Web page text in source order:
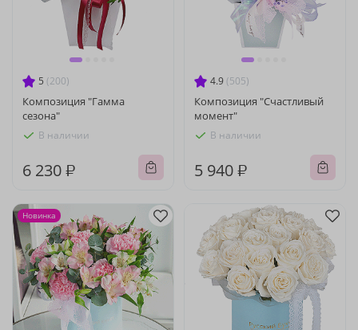
5 (200)
Композиция "Гамма
сезона"
В наличии
6 230 ₽
4.9 (505)
Композиция "Счастливый
момент"
В наличии
5 940 ₽
Новинка